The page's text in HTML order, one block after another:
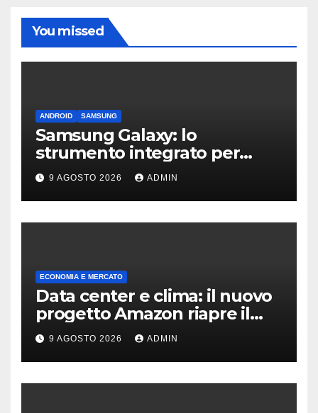
You missed
ANDROID SAMSUNG
Samsung Galaxy: lo
strumento integrato per
liberare spazio sullo
smartphone
9 AGOSTO 2026 ADMIN
ECONOMIA E MERCATO
Data center e clima: il nuovo
progetto Amazon riapre il
dibattito sulle emissioni
9 AGOSTO 2026 ADMIN